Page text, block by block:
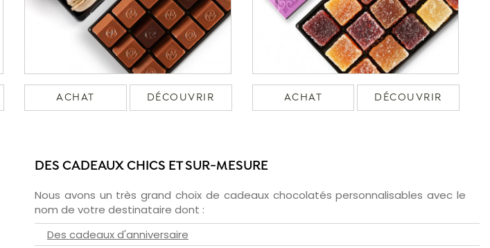
ACHAT DÉCOUVRIR ACHAT DÉCOUVRIR
DES CADEAUX CHICS ET SUR-MESURE
Nous avons un très grand choix de cadeaux chocolatés personnalisables avec le
nom de votre destinataire dont :
Des cadeaux d'anniversaire